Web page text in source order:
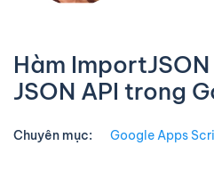
Hàm
JSON API trong
Chuyên mục: Google Apps